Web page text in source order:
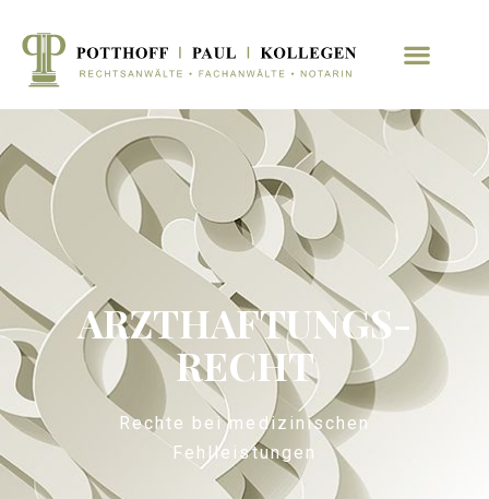
ARZTHAFTUNGS­
RECHT
Rechte bei medizinischen
Fehlleistungen